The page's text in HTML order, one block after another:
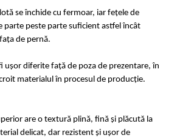
se închide cu fermoar, iar fețele de
parte peste parte suficient astfel încât
de pernă.
ușor diferite față de poza de prezentare, în
materialul în procesul de producție.
are o textură plină, fină și plăcută la
delicat, dar rezistent și ușor de